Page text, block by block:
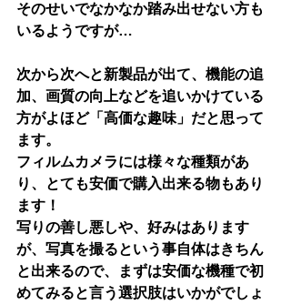
そのせいでなかなか踏み出せない方も
いるようですが…
次から次へと新製品が出て、機能の追
加、画質の向上などを追いかけている
方がよほど「高価な趣味」だと思って
ます。
フィルムカメラには様々な種類があ
り、とても安価で購入出来る物もあり
ます！
写りの善し悪しや、好みはあります
が、写真を撮るという事自体はきちん
と出来るので、まずは安価な機種で初
めてみると言う選択肢はいかがでしょ